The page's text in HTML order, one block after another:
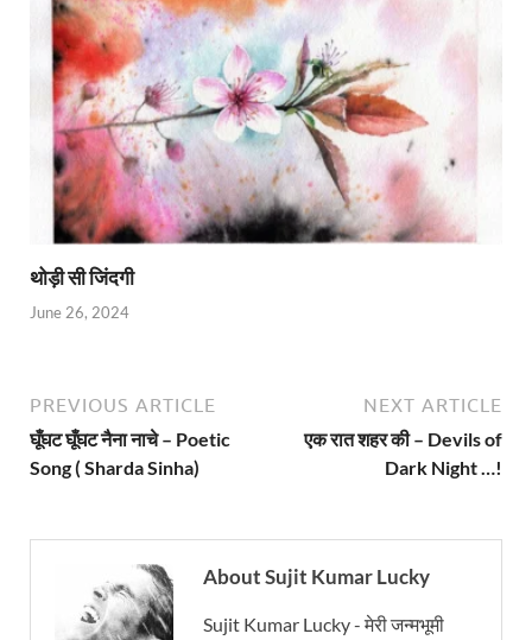
थोड़ी सी जिंदगी
June 26, 2024
PREVIOUS ARTICLE
घूँघट घूँघट नैना नाचे – Poetic
Song ( Sharda Sinha)
NEXT ARTICLE
एक रात शहर की – Devils of
Dark Night …!
About Sujit Kumar Lucky
Sujit Kumar Lucky - मेरी जन्मभूमी